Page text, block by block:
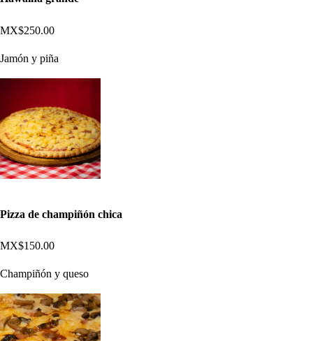
MX$250.00
Jamón y piña
Pizza de champiñón chica
MX$150.00
Champiñón y queso